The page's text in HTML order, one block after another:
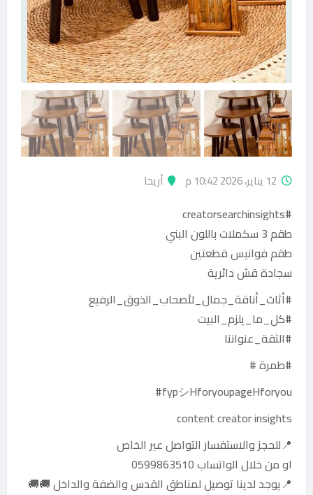
12 يناير، 2026 10:42 م أريحا
#creatorsearchinsights
طقم 3 سكملات باللون البني
طقم فوانيس قطعتين
سجادة قش دائرية
#أثاث_أناقة_جمال_لأصحاب_الذوق_الرفيع
#كل_ما_يلزم_البيت
#الثقة_عنواننا
#طمرة #
fypシHforyoupageHforyou#
content creator insights
📍للحجز والاستفسار التواصل عبر الخاص
او من خلال الواتساب 0599863510
📍يوجد لدينا توصيل لمناطق القدس والضفة والداخل 🚚🚚